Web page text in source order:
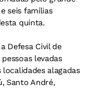
seis famílias
quinta.
Defesa Civil de
levadas
alagadas
Santo André,